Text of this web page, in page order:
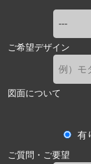
ご希望デザイン
図面について
有
ご質問・ご要望